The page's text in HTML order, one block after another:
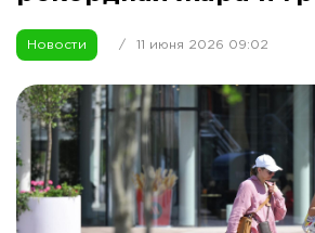
Новости / 11 июня 2026 09:02